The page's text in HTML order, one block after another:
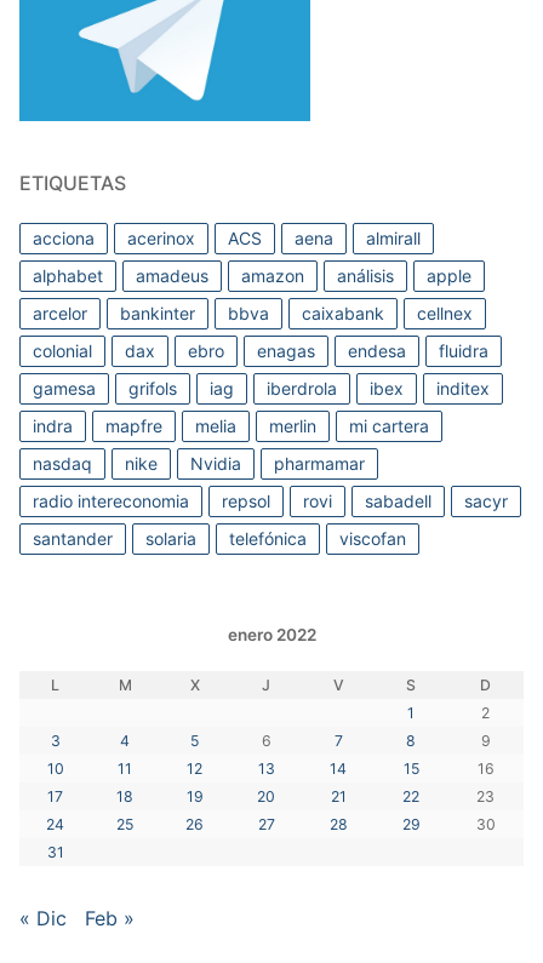
ETIQUETAS
acciona acerinox ACS aena
almirall
alphabet
amadeus amazon análisis
apple
arcelor
bankinter bbva caixabank
cellnex
colonial
dax ebro enagas endesa
fluidra
gamesa
grifols iag iberdrola ibex
inditex
indra
mapfre melia merlin
mi cartera
nasdaq
nike Nvidia
pharmamar
radio intereconomia
repsol rovi sabadell
sacyr
santander
solaria telefónica viscofan
enero 2022
L M X J V S
D
1
2
3
4 5 6 7 8
9
10
11 12 13 14 15
16
17
18 19 20 21 22
23
24
25 26 27 28 29
30
31
« Dic Feb »